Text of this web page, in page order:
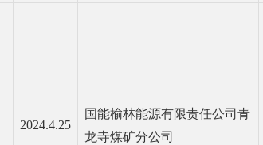
2024.4.25
国能榆林能源有限责任公司青
龙寺煤矿分公司